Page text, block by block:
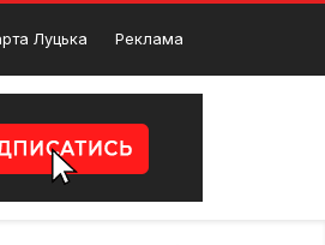
31 Січня, 2024
Луцька Реклама